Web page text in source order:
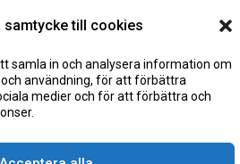
samtycke till cookies
samla in och analysera information om
användning, för att förbättra
medier och för att förbättra och